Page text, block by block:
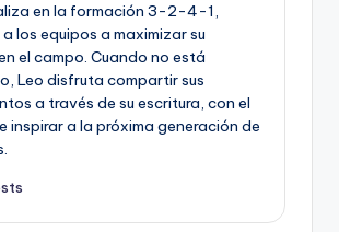
en la formación 3-2-4-1,
los equipos a maximizar su
el campo. Cuando no está
Leo disfruta compartir sus
a través de su escritura, con el
inspirar a la próxima generación de